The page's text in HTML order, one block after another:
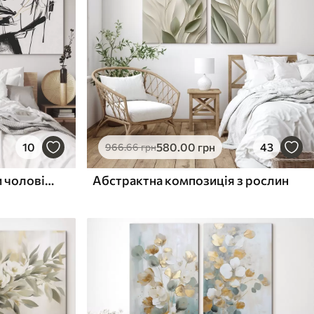
10
Мінімалістичні портрети чоловіка і жінки
966.66грн580.00 грн 43
Абстрактна композиція з рослин